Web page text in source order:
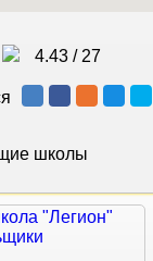
4.43 / 27
школы